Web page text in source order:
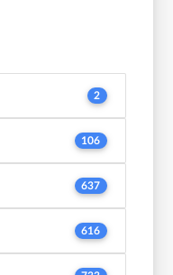
2
106
637
616